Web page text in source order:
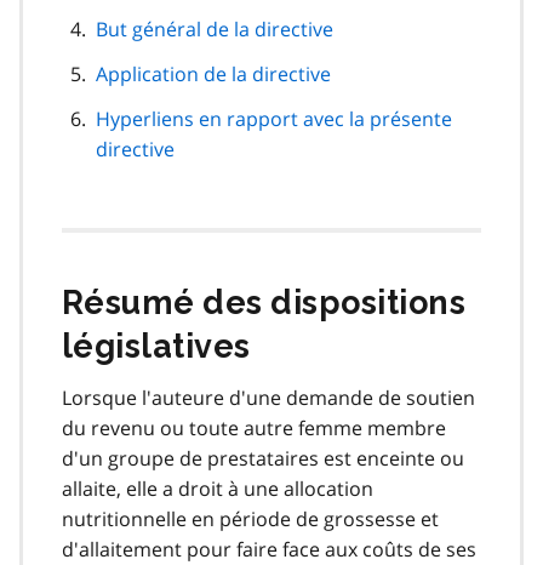
But général de la directive
Application de la directive
Hyperliens en rapport avec la présente
directive
Résumé des dispositions
législatives
Lorsque l'auteure d'une demande de soutien
du revenu ou toute autre femme membre
d'un groupe de prestataires est enceinte ou
allaite, elle a droit à une allocation
nutritionnelle en période de grossesse et
d'allaitement pour faire face aux coûts de ses